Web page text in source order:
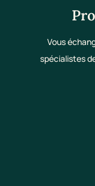
Vous
spécialistes